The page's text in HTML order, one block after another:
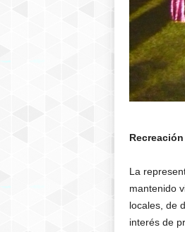
La
mantenido
locales, de
interés de